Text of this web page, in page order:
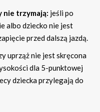
nie trzymają: jeśli po
albo dziecko nie jest
przed dalszą jazdą.
uprząż nie jest skręcona
dla 5-punktowej
dziecka przylegają do